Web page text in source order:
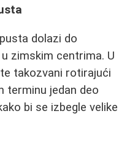
dolazi do
zimskim centrima. U
takozvani rotirajući
terminu jedan deo
bi se izbegle velike